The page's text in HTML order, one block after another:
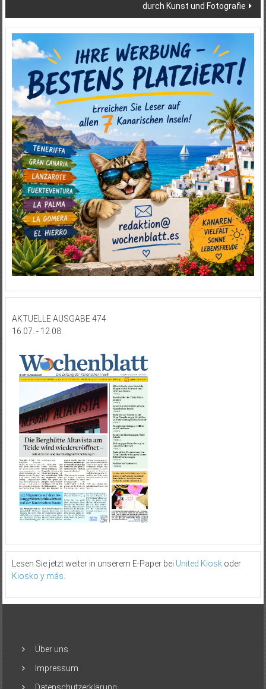
durch Kunst und Fotografie
AKTUELLE AUSGABE 474
16.07. - 12.08.
Lesen Sie jetzt weiter in unserem E-Paper bei United Kioskoder
Kiosko y más
Über uns
Impressum
Datenschutzerklärung